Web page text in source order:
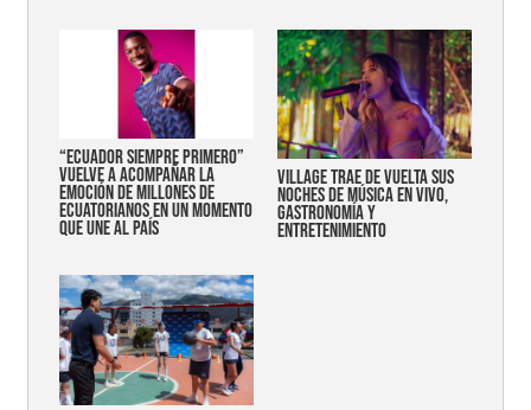
“Ecuador siempre primero”
vuelve a acompañar la
emoción de millones de
ecuatorianos en un momento
que une al país
Village trae de vuelta sus
noches de música en vivo,
gastronomía y
entretenimiento